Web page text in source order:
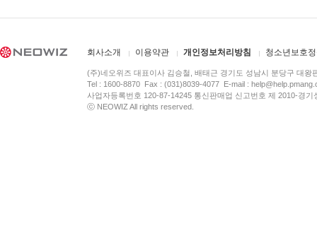
회사소개 이용약관 개인정보처리방침 청소년보호
(주)네오위즈 대표이사 김승철, 배태근 경기도 성남시 분당구 대왕
Tel : 1600-8870 Fax : (031)8039-4077 E-mail :
사업자등록번호 120-87-14245 통신판매업 신고번호 제 2010-경
ⓒ NEOWIZ All rights reserved.